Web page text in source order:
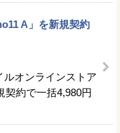
A」を新規契約
ルオンラインストア
契約で一括4,980円